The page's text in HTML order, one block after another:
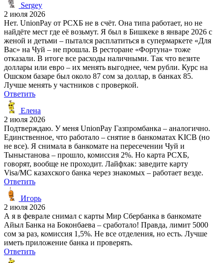
Sergey
2 июля 2026
Нет. UnionPay от РСХБ не в счёт. Она типа работает, но не
найдёте мест где её возьмут. Я был в Бишкеке в январе 2026 с
женой и детьми – пытался расплатиться в супермаркете «Для
Вас» на Чуй – не прошла. В ресторане «Фортуна» тоже
отказали. В итоге все расходы наличными. Так что везите
доллары или евро – их менять выгоднее, чем рубли. Курс на
Ошском базаре был около 87 сом за доллар, в банках 85.
Лучше менять у частников с проверкой.
Ответить
Елена
2 июля 2026
Подтверждаю. У меня UnionPay Газпромбанка – аналогично.
Единственное, что работало – снятие в банкоматах KICB (но
не все). Я снимала в банкомате на пересечении Чуй и
Тыныстанова – прошло, комиссия 2%. Но карта РСХБ,
говорят, вообще не проходит. Лайфхак: заведите карту
Visa/MC казахского банка через знакомых – работает везде.
Ответить
Игорь
2 июля 2026
А я в феврале снимал с карты Мир Сбербанка в банкомате
Айыл Банка на Боконбаева – сработало! Правда, лимит 5000
сом за раз, комиссия 1,5%. Не все отделения, но есть. Лучше
иметь приложение банка и проверять.
Ответить